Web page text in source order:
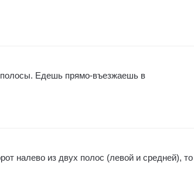
полосы. Едешь прямо-въезжаешь в
налево из двух полос (левой и средней), то